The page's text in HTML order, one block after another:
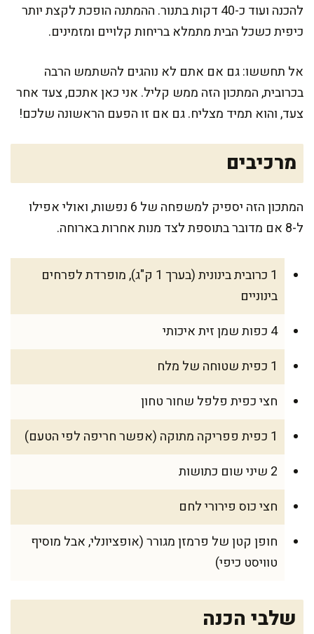
להכנה ועוד כ-40 דקות בתנור. ההמתנה הופכת לקצת יותר
כיפית כשכל הבית מתמלא בריחות קלויים ומזמינים.
אל תחששו: גם אם אתם לא נוהגים להשתמש הרבה
בכרובית, המתכון הזה ממש קליל. אני כאן אתכם, צעד אחר
צעד, והוא תמיד מצליח. גם אם זו הפעם הראשונה שלכם!
מרכיבים
המתכון הזה יספיק למשפחה של 6 נפשות, ואולי אפילו
ל-8 אם מדובר בתוספת לצד מנות אחרות בארוחה.
1 כרובית בינונית (בערך 1 ק"ג), מופרדת לפרחים
בינוניים
4 כפות שמן זית איכותי
1 כפית שטוחה של מלח
חצי כפית פלפל שחור טחון
1 כפית פפריקה מתוקה (אפשר חריפה לפי הטעם)
2 שיני שום כתושות
חצי כוס פירורי לחם
חופן קטן של פרמזן מגורר (אופציונלי, אבל מוסיף
טוויסט כיפי)
שלבי הכנה